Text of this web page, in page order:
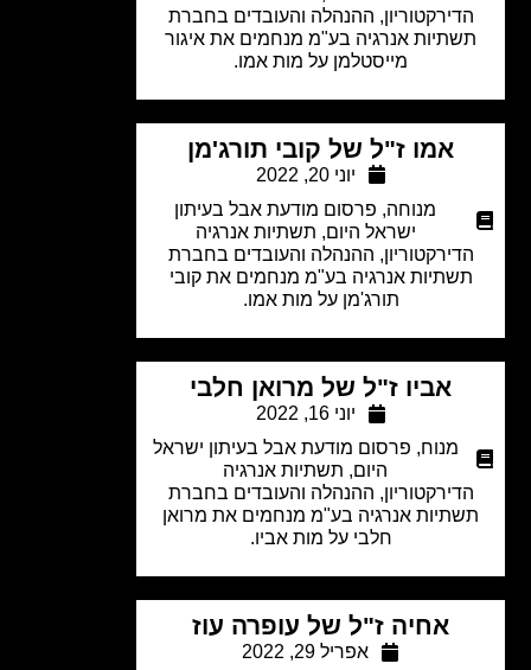
ההנהלה והעובדים בחברת
אנרגיה בע"מ מנחמים את איגור
מייסטלמן על מות אמו.
אמו ז"ל של קובי תורג'מן
מנוחה
פרסום מודעת אבל בעיתון
ישראל היום,תשתיות אנרגיה
ההנהלה והעובדים בחברת
אנרגיה בע"מ מנחמים את קובי
תורג'מן על מות אמו.
אביו ז"ל של מרואן חלבי
מנוח,
פרסום מודעת אבל בעיתון ישראל
תשתיות אנרגיה
ההנהלה והעובדים בחברת
אנרגיה בע"מ מנחמים את מרואן
חלבי על מות אביו.
אחיה ז"ל של עופרה עוז
אפריל 29, 2022